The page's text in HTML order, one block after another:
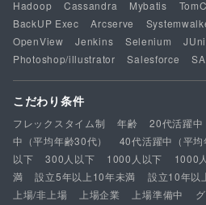
Hadoop
Cassandra Mybatis
BackUP Exec
Arcserve
OpenView
Jenkins Selenium
Photoshop/illustrator
Salesforce
こだわり条件
フレックスタイム制 年齢 20代活躍中
中（平均年齢30代）
40代活躍中（平均
以下
300人以下 1000人以下 1000
満
設立5年以上10年未満 設立10年以
上場/非上場
上場企業 上場準備中